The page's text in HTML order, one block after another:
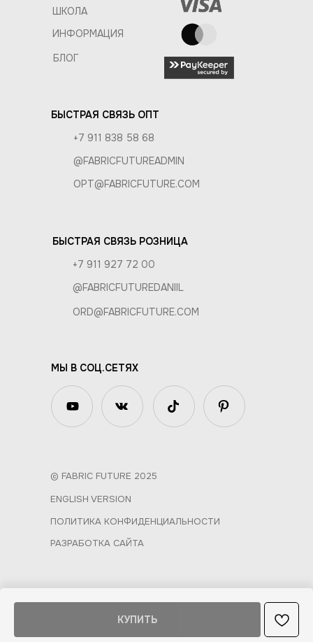
КУПИТЬ
ШКОЛА
ИНФОРМАЦИЯ
БЛОГ
БЫСТРАЯ СВЯЗЬ ОПТ
+7 911 838 58 68
@FABRICFUTUREADMIN
OPT@FABRICFUTURE.COM
БЫСТРАЯ СВЯЗЬ РОЗНИЦА
МЫ В СОЦ.СЕТЯХ
© FABRIC FUTURE 2025
ENGLISH VERSION
ПОЛИТИКА КОНФИДЕНЦИАЛЬНОСТИ
РАЗРАБОТКА САЙТА
+7 911 927 72 00
@FABRICFUTUREDANIIL
ORD@FABRICFUTURE.COM